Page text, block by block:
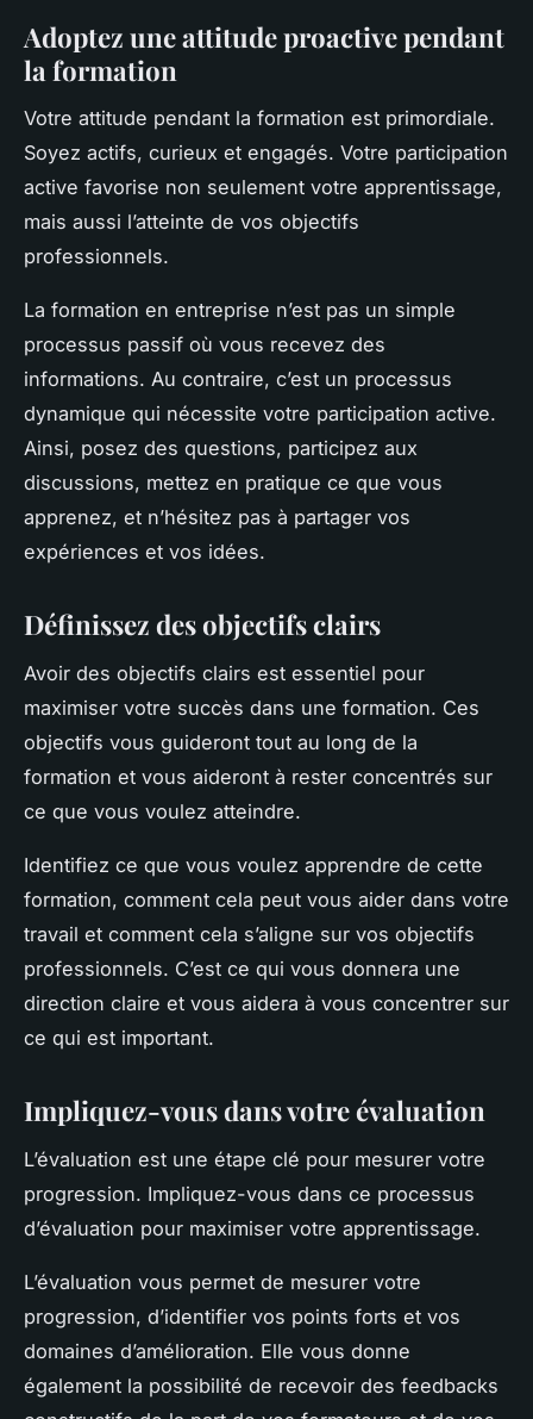
Adoptez une attitude proactive pendant
la formation
Votre attitude pendant la formation est primordiale.
Soyez actifs, curieux et engagés. Votre participation
active favorise non seulement votre apprentissage,
mais aussi l’atteinte de vos objectifs
professionnels.
La formation en entreprise n’est pas un simple
processus passif où vous recevez des
informations. Au contraire, c’est un processus
dynamique qui nécessite votre participation active.
Ainsi, posez des questions, participez aux
discussions, mettez en pratique ce que vous
apprenez, et n’hésitez pas à partager vos
expériences et vos idées.
Définissez des objectifs clairs
Avoir des objectifs clairs est essentiel pour
maximiser votre succès dans une formation. Ces
objectifs vous guideront tout au long de la
formation et vous aideront à rester concentrés sur
ce que vous voulez atteindre.
Identifiez ce que vous voulez apprendre de cette
formation, comment cela peut vous aider dans votre
travail et comment cela s’aligne sur vos objectifs
professionnels. C’est ce qui vous donnera une
direction claire et vous aidera à vous concentrer sur
ce qui est important.
Impliquez-vous dans votre évaluation
L’évaluation est une étape clé pour mesurer votre
progression. Impliquez-vous dans ce processus
d’évaluation pour maximiser votre apprentissage.
L’évaluation vous permet de mesurer votre
progression, d’identifier vos points forts et vos
domaines d’amélioration. Elle vous donne
également la possibilité de recevoir des feedbacks